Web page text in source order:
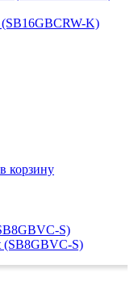
K)
корзину
S)